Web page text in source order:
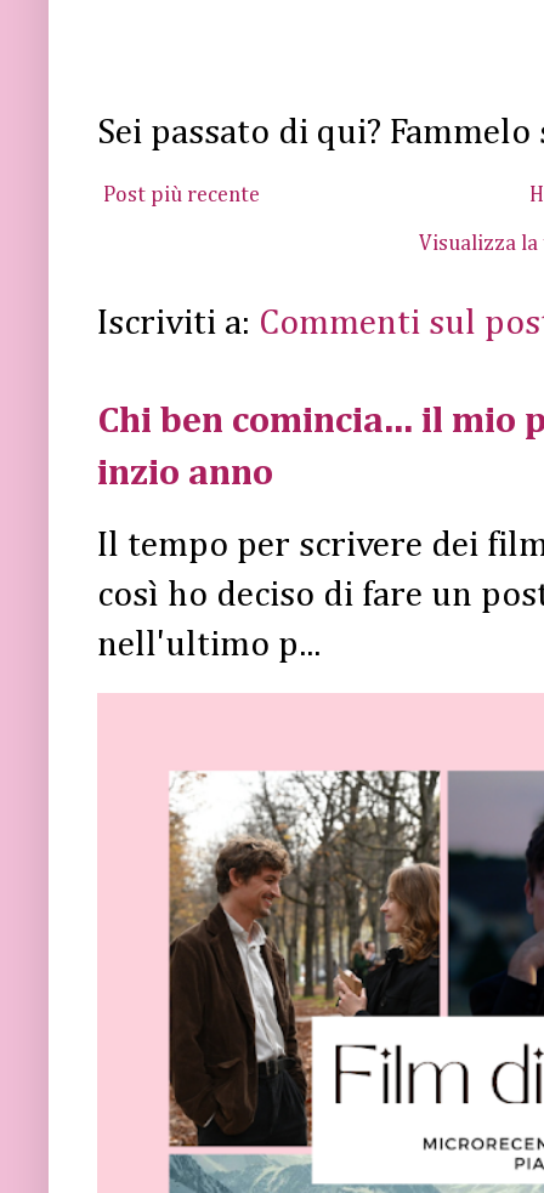
Sei passato di qui?
Post più recente
Visualizza
Iscriviti a: Commenti sul
Chi ben comincia... il
inzio anno
Il tempo per scrivere dei
così ho deciso di fare un
nell'ultimo p...